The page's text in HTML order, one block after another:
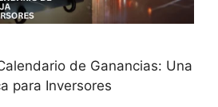
de Ganancias: Una
para Inversores